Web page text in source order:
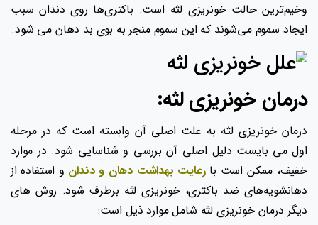
وخیم‌ترین حالت خونریزی لثه است. باکتری‌ها روی دندان سبب
ایجاد سموم می‌شوند که این سموم منجر به بوی بد دهان می شود.
درمان خونریزی لثه:
درمان خونریزی لثه به علت اصلی آن وابسته است که در مرحله
اول می بایست دلیل اصلی آن بررسی و شناسایی شود. در موارد
خفیف، ممکن است بارعایت بهداشت دهان و دندان و استفاده از
دهانشویه‌های ضد باکتری، خونریزی لثه برطرف شود. روش های
دیگر درمان خونریزی لثه شامل موارد ذیل است: